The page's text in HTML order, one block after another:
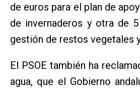
de euros para el plan de
de invernaderos y otra de
gestión de restos vegetales
El PSOE también ha
agua, que el Gobierno